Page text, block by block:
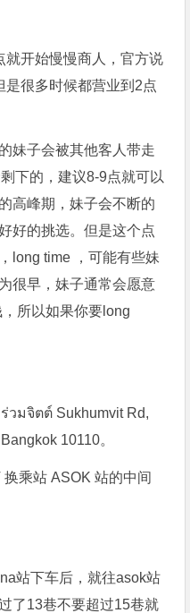
就开始慢慢商人，官方说
是很多时候都营业到2点
妹子会被其他客人带走
下的，建议8-9点就可以
高峰期，妹子会不断的
好的挑选。但是这个点
long time ，可能有些妹
很早，妹子通常会愿意
所以如果你要long
วมจิตต์ Sukhumvit Rd,
10110。
乘站 ASOK 站的中间
站下车后，就往asok站
了13巷不要超过15巷就